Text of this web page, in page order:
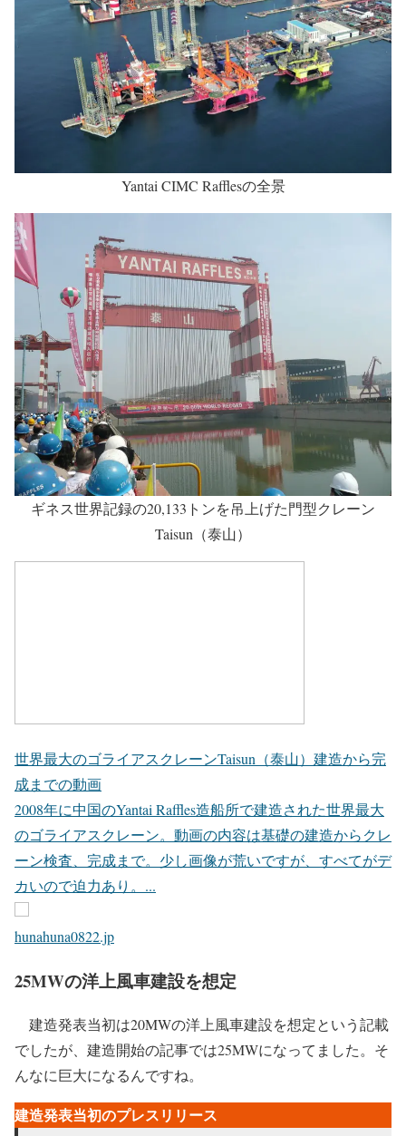
Yantai CIMC Rafflesの全景
ギネス世界記録の20,133トンを吊上げた門型クレーン
Taisun（泰山）
世界最大のゴライアスクレーンTaisun（泰山）建造から完
成までの動画
2008年に中国のYantai Raffles造船所で建造された世界最大
のゴライアスクレーン。動画の内容は基礎の建造からクレ
ーン検査、完成まで。少し画像が荒いですが、すべてがデ
カいので迫力あり。...
hunahuna0822.jp
25MWの洋上風車建設を想定
建造発表当初は20MWの洋上風車建設を想定という記載
でしたが、建造開始の記事では25MWになってました。そ
んなに巨大になるんですね。
建造発表当初のプレスリリース